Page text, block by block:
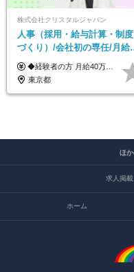
株式会社クリスタルジャパン
人事（採用・給与計算・制度
づくり）/会社初の専任/月給
万円～可/残業10h/土日祝休み/
年休120日以上
◆経験者の方 月給40万円～65万円＋賞与年2回 【給与イメージ】 人事経験5年程度：月給45万円～ ◆未経験の方 月給35万円～65万円＋賞与年2回 ※経験・スキルを考慮のうえ、優遇いたします。 ※試用期間は3ヶ月です。期間中の給与・待遇に変更はありません。 ※上記月給には、固定残業代（月45時間分／8.8万円～16.5万円）を含みます。 ※固定残業時間を超過した場合は、超過分を別途全額支給いたします。 【固定残業代について】 固定残業45時間分（88,000円～165,000円）を含む ※超過分は別途全額支給
東京都
ほ
求人掲
ホーム